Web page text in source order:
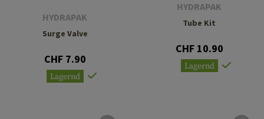
HYDRAPAK
Surge Valve
CHF 7.90
Lagernd
HYDRAPAK
Tube Kit
CHF 10.90
Lagernd